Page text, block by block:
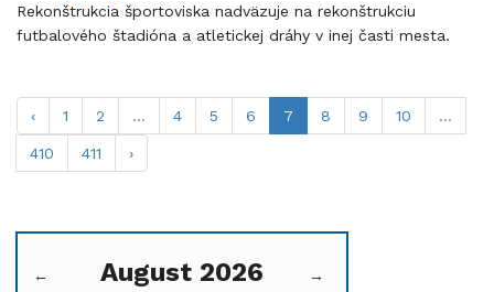
Rekonštrukcia športoviska nadväzuje na rekonštrukciu
futbalového štadióna a atletickej dráhy v inej časti mesta.
‹ 1 2 ... 4 5 6 7 8 9 10 ...
410 411 ›
← August 2026 →